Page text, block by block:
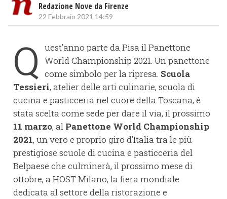
Redazione Nove da Firenze
22 Febbraio 2021 14:59
Q
uest’anno parte da Pisa il Panettone
World Championship 2021. Un panettone
come simbolo per la ripresa. Scuola
Tessieri, atelier delle arti culinarie, scuola di
cucina e pasticceria nel cuore della Toscana, è
stata scelta come sede per dare il via, il prossimo
11 marzo, al Panettone World Championship
2021, un vero e proprio giro d’Italia tra le più
prestigiose scuole di cucina e pasticceria del
Belpaese che culminerà, il prossimo mese di
ottobre, a HOST Milano, la fiera mondiale
dedicata al settore della ristorazione e